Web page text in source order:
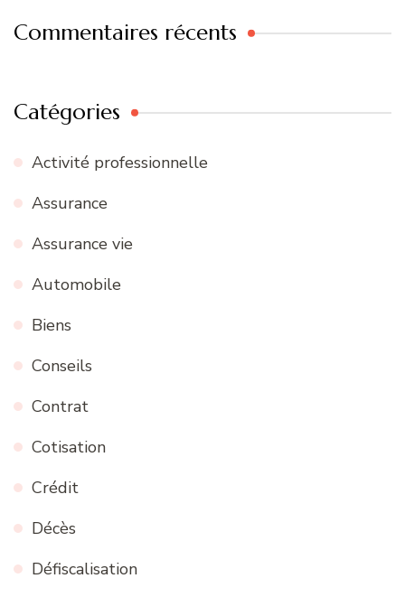
Commentaires récents
Catégories
Activité professionnelle
Assurance
Assurance vie
Automobile
Biens
Conseils
Contrat
Cotisation
Crédit
Décès
Défiscalisation